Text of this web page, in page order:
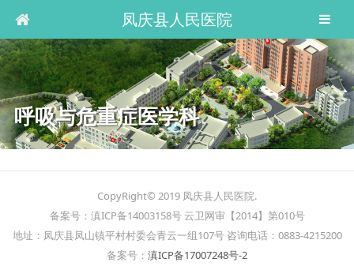
凤庆县人民医院
呼吸与危重症医学科
CopyRight© 2019 凤庆县人民医院.
备案号：滇ICP备14003158号 云卫网审【2014】第010号
地址：凤庆县凤山镇平村村委会青云一组107号 咨询电话：0883-4215200
备案号： 滇ICP备17007248号-2